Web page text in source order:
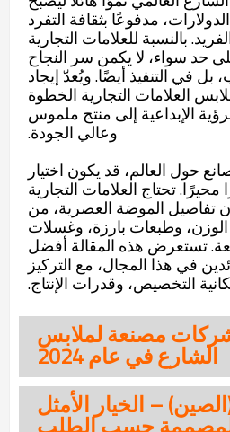
مدفوعًا بثقافة التفرد
بالنسبة للعلامات التجارية
حد سواء، لا يكمن سر النجاح
في التنفيذ أيضًا. ويُعدّ إيجاد
العلامات التجارية الخطوة
الإبداعية إلى منتج ملموس
وعالي الجودة.
حول العالم، قد يكون اختيار
تحتاج العلامات التجارية
تفاصيل الموضة العصرية، من
وطبعات بارزة، وغسلات
تستعرض هذه المقالة أفضل
في هذا المجال، مع التركيز
التخصيص، وقدرات الإنتاج.
10 شركات مصنعة لملابس
الشارع في عام 2024
– الخيار الأمثل